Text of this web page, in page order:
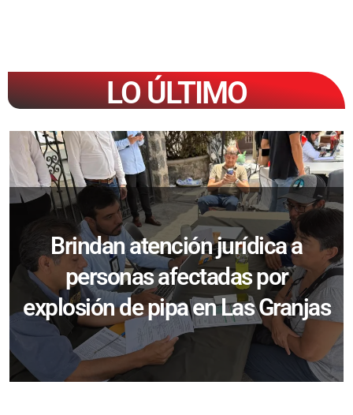
LO ÚLTIMO
Brindan atención jurídica a
personas afectadas por
explosión de pipa en Las Granjas